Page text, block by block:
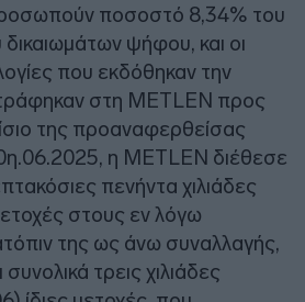
ποσοστό 8,34% του
ψήφου, και οι
που εκδόθηκαν την
στη METLEN προς
της προαναφερθείσας
η METLEN διέθεσε
πενήντα χιλιάδες
στους εν λόγω
της ως άνω συναλλαγής,
τρεις χιλιάδες